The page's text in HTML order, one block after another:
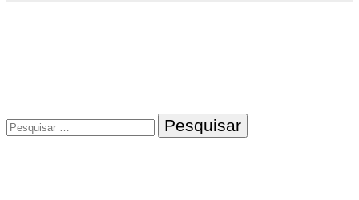
Pesquisar
por: